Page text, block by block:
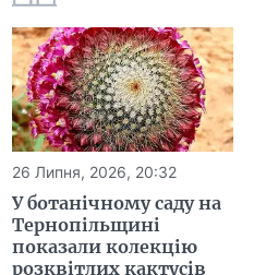
26 Липня, 2026, 20:32
У ботанічному саду на
Тернопільщині
показали колекцію
розквітлих кактусів